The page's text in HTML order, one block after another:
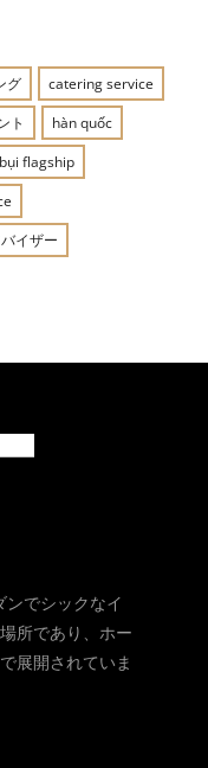
グ
catering service
ト
hàn quốc
flagship
イザー
でシックなイ
所であり、ホー
展開されていま